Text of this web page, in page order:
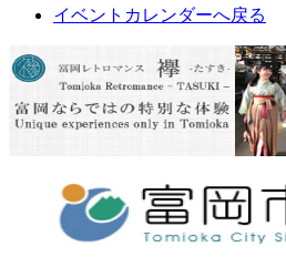
イベントカレンダーへ戻る